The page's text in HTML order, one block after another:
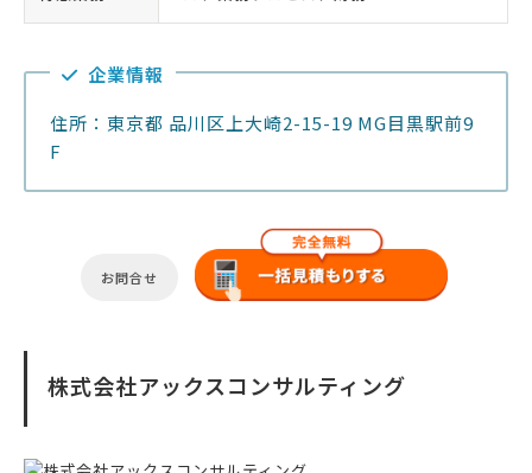
企業情報
住所：東京都 品川区上大崎2-15-19 MG目黒駅前9
F
お問合せ
株式会社アックスコンサルティング